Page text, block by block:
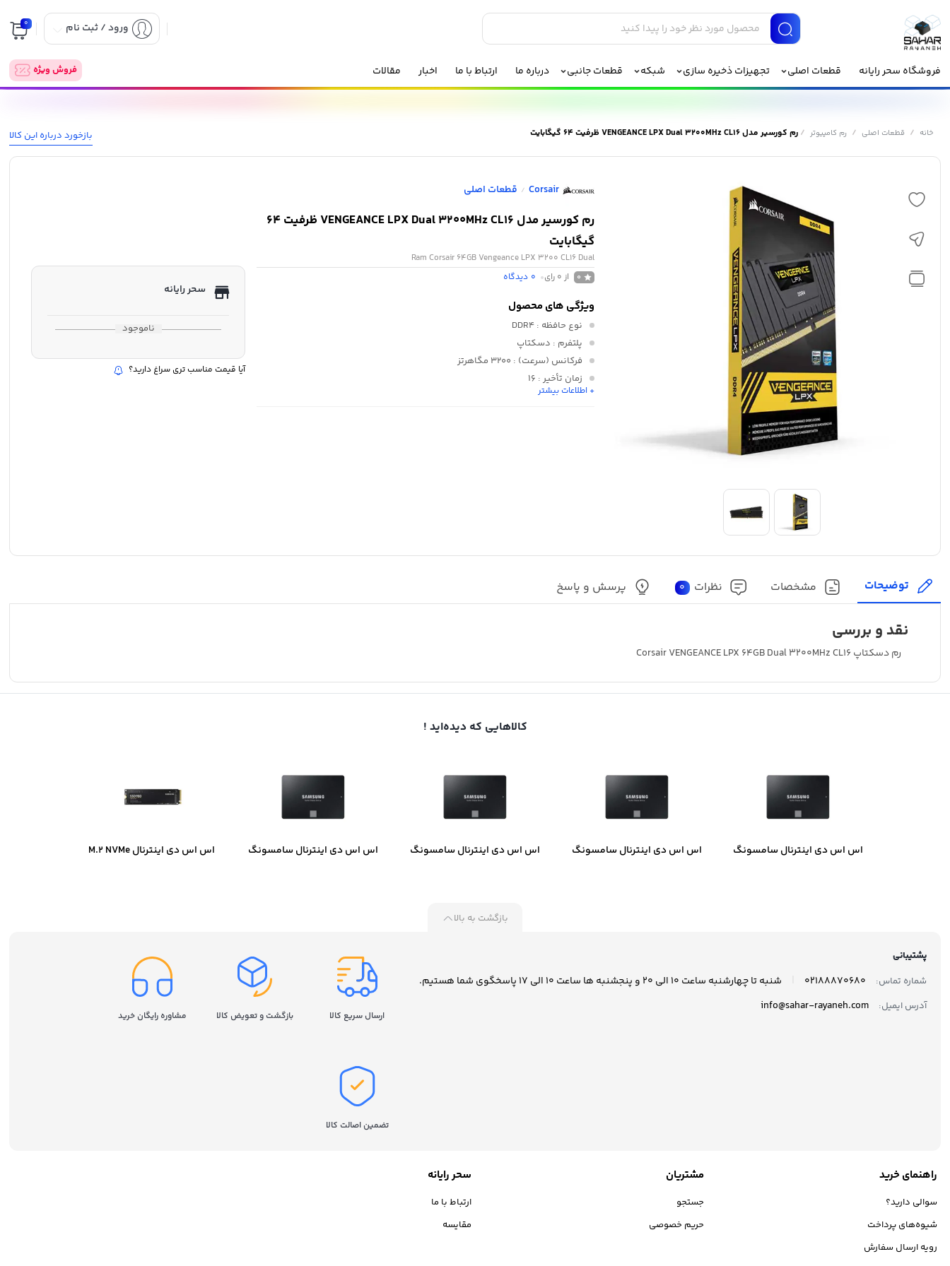
ورود / ثبت نام 0
فروشگاه سحر رایانه قطعات اصلی تجهیزات ذخیره سازی شبکه قطعات جانبی درباره ما ارتباط با ما اخبار مقالات فروش ویژه
بازخورد درباره این کالا خانه / قطعات اصلی / رم کامپیوتر /رم کورسیر مدل VENGEANCE LPX Dual 3200MHz CL16 ظرفیت 64 گیگابایت
Corsair
/ قطعات اصلی
رم کورسیر مدل VENGEANCE LPX Dual 3200MHz CL16 ظرفیت 64
گیگابایت
Ram Corsair 64GB Vengeance LPX 3200 CL16 Dual
0 از 0 رای 0 دیدگاه
ویژگی های محصول
نوع حافظه : DDR4
پلتفرم : دسکتاپ
فرکانس (سرعت) : 3200 مگاهرتز
زمان تأخیر : 16
تعداد ماژول
+ اطلاعات بیشتر
سحر رایانه
ناموجود
آیا قیمت مناسب تری سراغ دارید؟
توضیحات مشخصات نظرات 0 پرسش و پاسخ
نقد و بررسی
رم دسکتاپ Corsair VENGEANCE LPX 64GB Dual 3200MHz CL16
کالاهایی که دیده‌اید !
اس اس دی اینترنال سامسونگ
اس اس دی اینترنال سامسونگ
اس اس دی اینترنال سامسونگ
اس اس دی اینترنال سامسونگ
اس اس دی اینترنال M.2 NVMe
بازگشت به بالا
پشتیبانی
شماره تماس:
02188870680 شنبه تا چهارشنبه ساعت 10 الی 20 و پنجشنبه ها ساعت 10 الی 17 پاسخگوی شما هستیم.
آدرس ایمیل: info@sahar-rayaneh.com
ارسال سریع کالا بازگشت و تعویض کالا مشاوره رایگان خرید
تضمین اصالت کالا
راهنمای خرید
سوالی دارید؟
شیوه‌های پرداخت
رویه ارسال سفارش
مشتریان
جستجو
حریم خصوصی
سحر رایانه
ارتباط با ما
مقایسه